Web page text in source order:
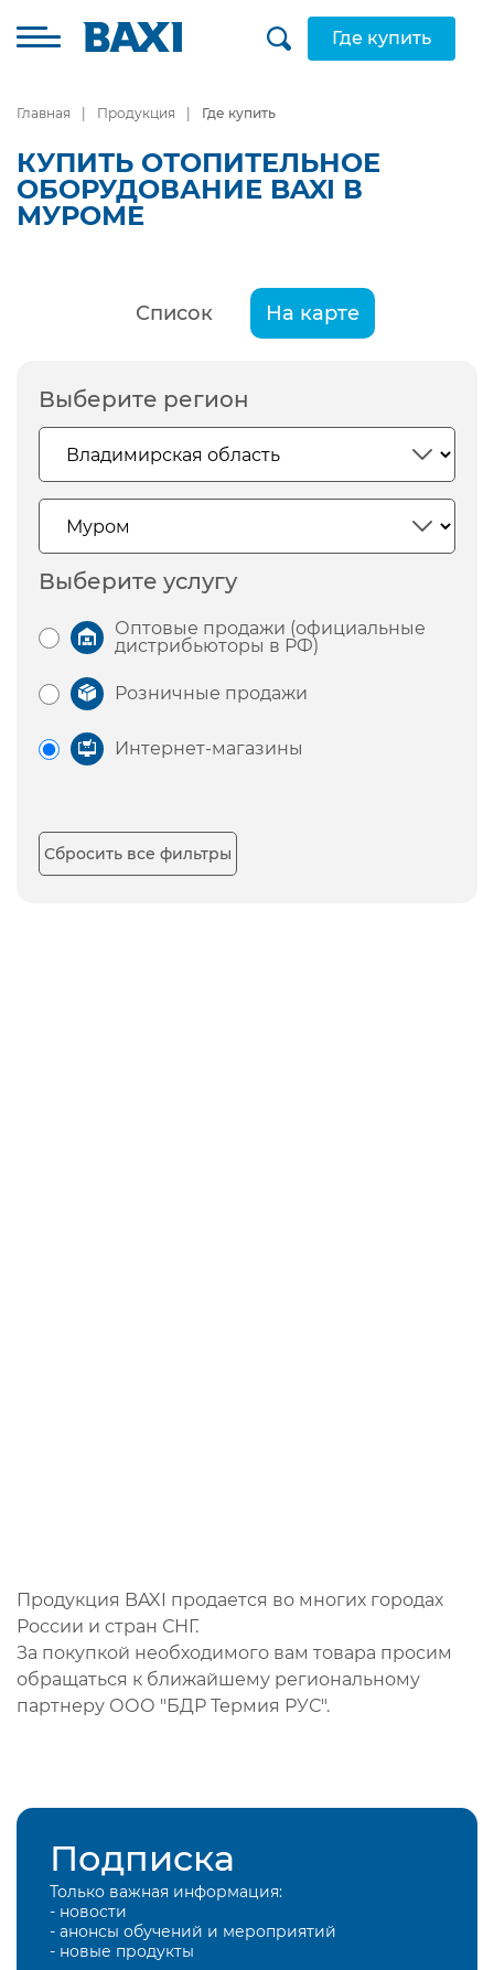
Где купить
Главная Продукция Где купить
КУПИТЬ ОТОПИТЕЛЬНОЕ
ОБОРУДОВАНИЕ BAXI В
МУРОМЕ
Список На карте
Выберите регион
Выберите услугу
Оптовые продажи (официальные
дистрибьюторы в РФ)
Розничные продажи
Интернет-магазины
Сбросить все фильтры
Продукция BAXI продается во многих городах
России и стран СНГ.
За покупкой необходимого вам товара просим
обращаться к ближайшему региональному
партнеру ООО "БДР Термия РУС".
Подписка
Только важная информация:
- новости
- анонсы обучений и мероприятий
- новые продукты